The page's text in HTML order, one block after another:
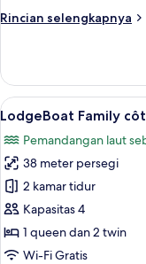
Rincian selengkapnya
Rincian
LodgeBoat
côté
Yacht
Lihat
semua
foto
untuk
LodgeBoat
Family
côté
Yacht
21
LodgeBoat Family
Pemandangan laut
38 meter persegi
2 kamar tidur
Kapasitas 4
1 queen dan 2 twin
Wi-Fi Gratis